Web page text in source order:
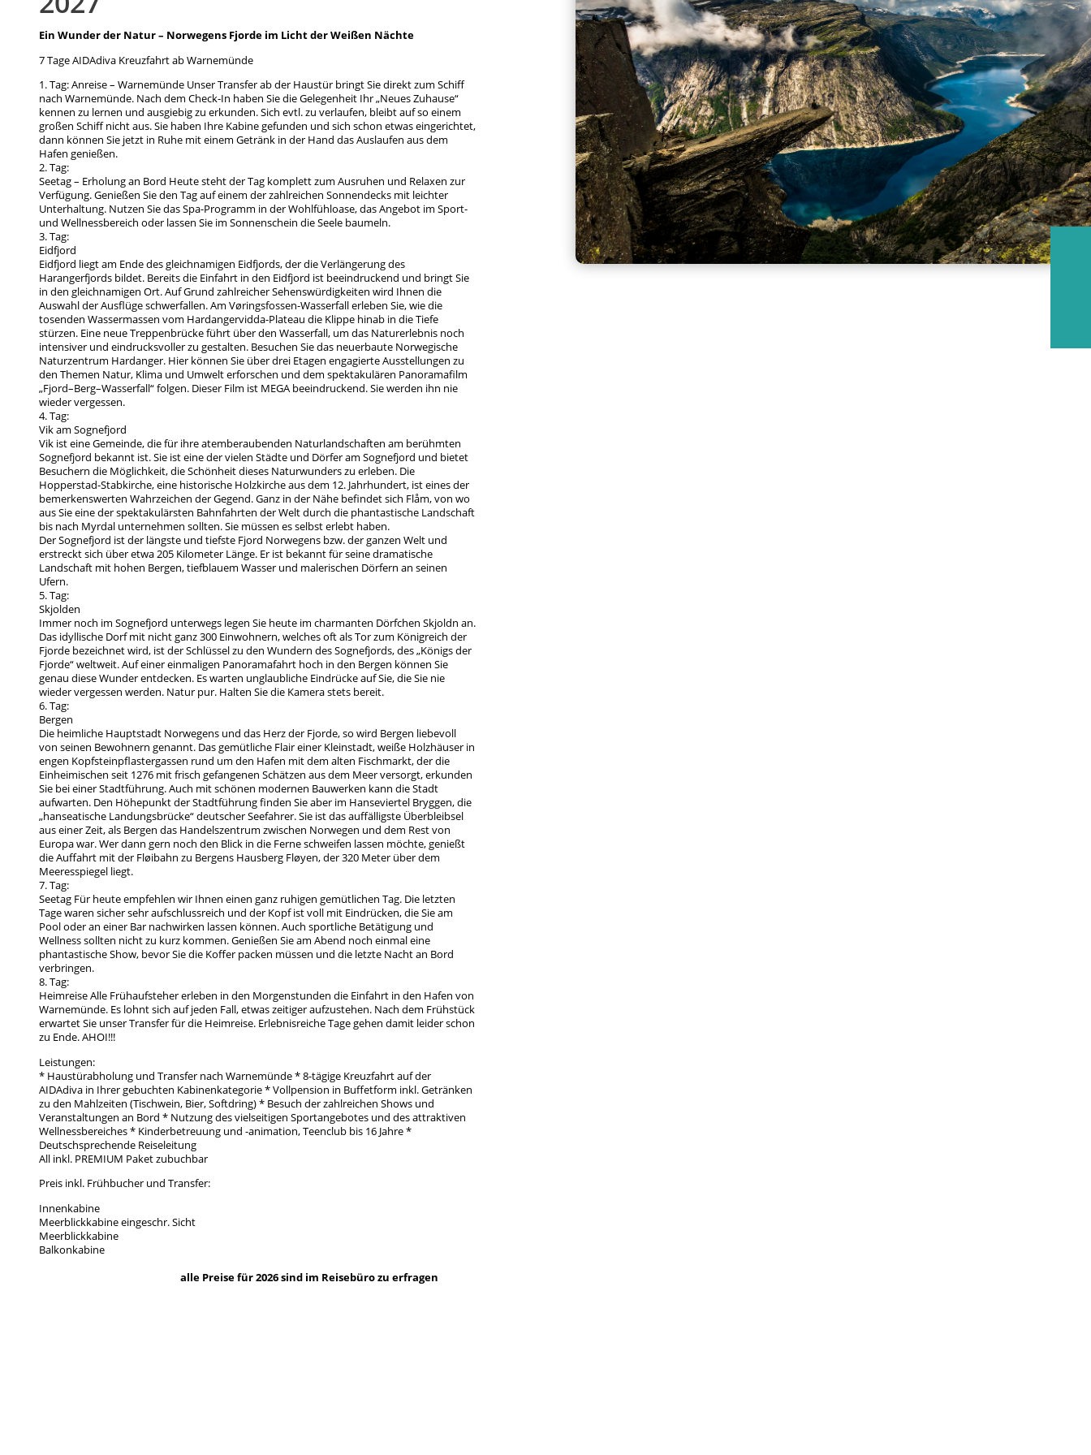
Ein Wunder der Natur – Norwegens Fjorde im Licht der Weißen Nächte
7 Tage AIDAdiva Kreuzfahrt ab Warnemünde
1. Tag: Anreise – Warnemünde Unser Transfer ab der Haustür bringt Sie direkt zum Schiff
nach Warnemünde. Nach dem Check-In haben Sie die Gelegenheit Ihr „Neues Zuhause“
kennen zu lernen und ausgiebig zu erkunden. Sich evtl. zu verlaufen, bleibt auf so einem
großen Schiff nicht aus. Sie haben Ihre Kabine gefunden und sich schon etwas eingerichtet,
dann können Sie jetzt in Ruhe mit einem Getränk in der Hand das Auslaufen aus dem
Hafen genießen.
2. Tag:
Seetag – Erholung an Bord Heute steht der Tag komplett zum Ausruhen und Relaxen zur
Verfügung. Genießen Sie den Tag auf einem der zahlreichen Sonnendecks mit leichter
Unterhaltung. Nutzen Sie das Spa-Programm in der Wohlfühloase, das Angebot im Sport-
und Wellnessbereich oder lassen Sie im Sonnenschein die Seele baumeln.
3. Tag:
Eidfjord
Eidfjord liegt am Ende des gleichnamigen Eidfjords, der die Verlängerung des
Harangerfjords bildet. Bereits die Einfahrt in den Eidfjord ist beeindruckend und bringt Sie
in den gleichnamigen Ort. Auf Grund zahlreicher Sehenswürdigkeiten wird Ihnen die
Auswahl der Ausflüge schwerfallen. Am Vøringsfossen-Wasserfall erleben Sie, wie die
tosenden Wassermassen vom Hardangervidda-Plateau die Klippe hinab in die Tiefe
stürzen. Eine neue Treppenbrücke führt über den Wasserfall, um das Naturerlebnis noch
intensiver und eindrucksvoller zu gestalten. Besuchen Sie das neuerbaute Norwegische
Naturzentrum Hardanger. Hier können Sie über drei Etagen engagierte Ausstellungen zu
den Themen Natur, Klima und Umwelt erforschen und dem spektakulären Panoramafilm
„Fjord–Berg–Wasserfall“ folgen. Dieser Film ist MEGA beeindruckend. Sie werden ihn nie
wieder vergessen.
4. Tag:
Vik am Sognefjord
Vik ist eine Gemeinde, die für ihre atemberaubenden Naturlandschaften am berühmten
Sognefjord bekannt ist. Sie ist eine der vielen Städte und Dörfer am Sognefjord und bietet
Besuchern die Möglichkeit, die Schönheit dieses Naturwunders zu erleben. Die
Hopperstad-Stabkirche, eine historische Holzkirche aus dem 12. Jahrhundert, ist eines der
bemerkenswerten Wahrzeichen der Gegend. Ganz in der Nähe befindet sich Flåm, von wo
aus Sie eine der spektakulärsten Bahnfahrten der Welt durch die phantastische Landschaft
bis nach Myrdal unternehmen sollten. Sie müssen es selbst erlebt haben.
Der Sognefjord ist der längste und tiefste Fjord Norwegens bzw. der ganzen Welt und
erstreckt sich über etwa 205 Kilometer Länge. Er ist bekannt für seine dramatische
Landschaft mit hohen Bergen, tiefblauem Wasser und malerischen Dörfern an seinen
Ufern.
5. Tag:
Skjolden
Immer noch im Sognefjord unterwegs legen Sie heute im charmanten Dörfchen Skjoldn an.
Das idyllische Dorf mit nicht ganz 300 Einwohnern, welches oft als Tor zum Königreich der
Fjorde bezeichnet wird, ist der Schlüssel zu den Wundern des Sognefjords, des „Königs der
Fjorde“ weltweit. Auf einer einmaligen Panoramafahrt hoch in den Bergen können Sie
genau diese Wunder entdecken. Es warten unglaubliche Eindrücke auf Sie, die Sie nie
wieder vergessen werden. Natur pur. Halten Sie die Kamera stets bereit.
6. Tag:
Bergen
Die heimliche Hauptstadt Norwegens und das Herz der Fjorde, so wird Bergen liebevoll
von seinen Bewohnern genannt. Das gemütliche Flair einer Kleinstadt, weiße Holzhäuser in
engen Kopfsteinpflastergassen rund um den Hafen mit dem alten Fischmarkt, der die
Einheimischen seit 1276 mit frisch gefangenen Schätzen aus dem Meer versorgt, erkunden
Sie bei einer Stadtführung. Auch mit schönen modernen Bauwerken kann die Stadt
aufwarten. Den Höhepunkt der Stadtführung finden Sie aber im Hanseviertel Bryggen, die
„hanseatische Landungsbrücke“ deutscher Seefahrer. Sie ist das auffälligste Überbleibsel
aus einer Zeit, als Bergen das Handelszentrum zwischen Norwegen und dem Rest von
Europa war. Wer dann gern noch den Blick in die Ferne schweifen lassen möchte, genießt
die Auffahrt mit der Fløibahn zu Bergens Hausberg Fløyen, der 320 Meter über dem
Meeresspiegel liegt.
7. Tag:
Seetag Für heute empfehlen wir Ihnen einen ganz ruhigen gemütlichen Tag. Die letzten
Tage waren sicher sehr aufschlussreich und der Kopf ist voll mit Eindrücken, die Sie am
Pool oder an einer Bar nachwirken lassen können. Auch sportliche Betätigung und
Wellness sollten nicht zu kurz kommen. Genießen Sie am Abend noch einmal eine
phantastische Show, bevor Sie die Koffer packen müssen und die letzte Nacht an Bord
verbringen.
8. Tag:
Heimreise Alle Frühaufsteher erleben in den Morgenstunden die Einfahrt in den Hafen von
Warnemünde. Es lohnt sich auf jeden Fall, etwas zeitiger aufzustehen. Nach dem Frühstück
erwartet Sie unser Transfer für die Heimreise. Erlebnisreiche Tage gehen damit leider schon
zu Ende. AHOI!!!
Leistungen:
* Haustürabholung und Transfer nach Warnemünde * 8-tägige Kreuzfahrt auf der
AIDAdiva in Ihrer gebuchten Kabinenkategorie * Vollpension in Buffetform inkl. Getränken
zu den Mahlzeiten (Tischwein, Bier, Softdring) * Besuch der zahlreichen Shows und
Veranstaltungen an Bord * Nutzung des vielseitigen Sportangebotes und des attraktiven
Wellnessbereiches * Kinderbetreuung und -animation, Teenclub bis 16 Jahre *
Deutschsprechende Reiseleitung
All inkl. PREMIUM Paket zubuchbar
Preis inkl. Frühbucher und Transfer:
Innenkabine
Meerblickkabine eingeschr. Sicht
Meerblickkabine
Balkonkabine
alle Preise für 2026 sind im Reisebüro zu erfragen